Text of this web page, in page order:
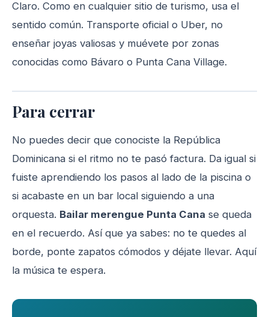
Claro. Como en cualquier sitio de turismo, usa el
sentido común. Transporte oficial o Uber, no
enseñar joyas valiosas y muévete por zonas
conocidas como Bávaro o Punta Cana Village.
Para cerrar
No puedes decir que conociste la República
Dominicana si el ritmo no te pasó factura. Da igual si
fuiste aprendiendo los pasos al lado de la piscina o
si acabaste en un bar local siguiendo a una
orquesta. Bailar merengue Punta Cana se queda
en el recuerdo. Así que ya sabes: no te quedes al
borde, ponte zapatos cómodos y déjate llevar. Aquí
la música te espera.